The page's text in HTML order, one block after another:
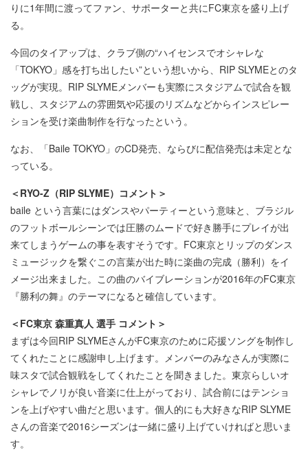
りに1年間に渡ってファン、サポーターと共にFC東京を盛り上げ
る。
今回のタイアップは、クラブ側の“ハイセンスでオシャレな
「TOKYO」感を打ち出したい”という想いから、RIP SLYMEとのタ
ッグが実現。RIP SLYMEメンバーも実際にスタジアムで試合を観
戦し、スタジアムの雰囲気や応援のリズムなどからインスピレー
ションを受け楽曲制作を行なったという。
なお、「Baile TOKYO」のCD発売、ならびに配信発売は未定とな
っている。
＜RYO-Z（RIP SLYME）コメント＞
baile という言葉にはダンスやパーティーという意味と、ブラジル
のフットボールシーンでは圧勝のムードで好き勝手にプレイが出
来てしまうゲームの事を表すそうです。FC東京とリップのダンス
ミュージックを繋ぐこの言葉が出た時に楽曲の完成（勝利）をイ
メージ出来ました。この曲のバイブレーションが2016年のFC東京
『勝利の舞』のテーマになると確信しています。
＜FC東京 森重真人 選手 コメント＞
まずは今回RIP SLYMEさんがFC東京のために応援ソングを制作し
てくれたことに感謝申し上げます。メンバーのみなさんが実際に
味スタで試合観戦をしてくれたことを聞きました。東京らしいオ
シャレでノリが良い音楽に仕上がっており、試合前にはテンショ
ンを上げやすい曲だと思います。個人的にも大好きなRIP SLYME
さんの音楽で2016シーズンは一緒に盛り上げていければと思いま
す。